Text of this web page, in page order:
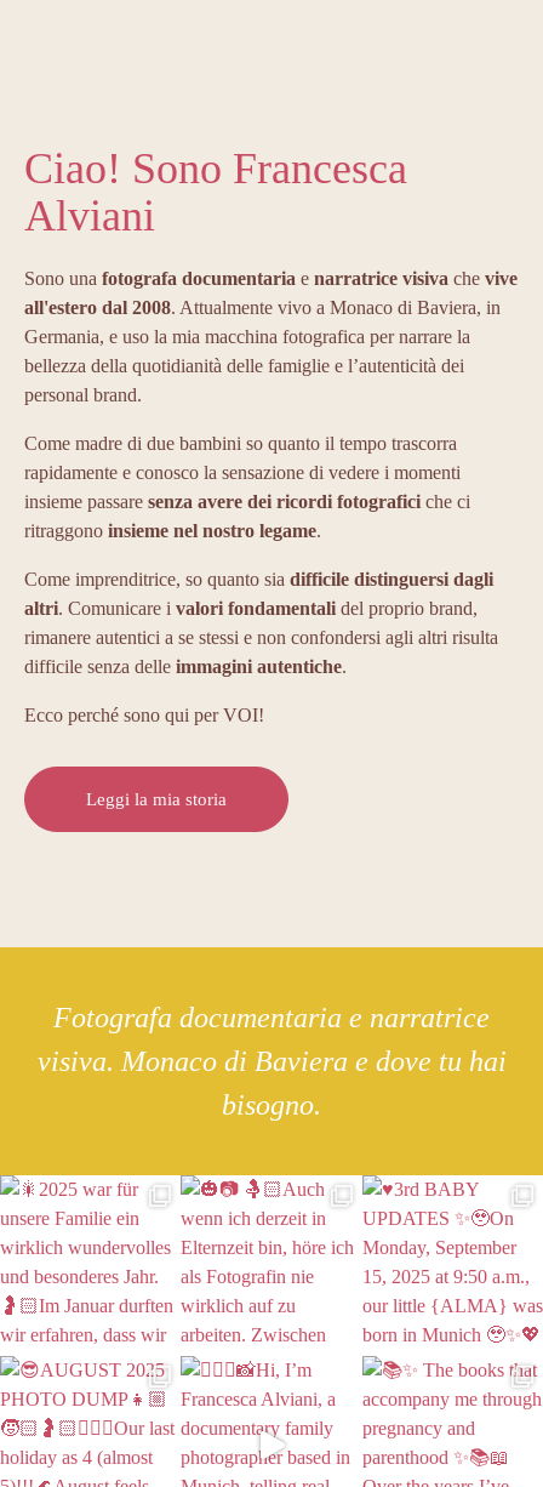
Ciao! Sono Francesca
Alviani
Sono una fotografa documentaria e narratrice visiva che vive
all'estero dal 2008. Attualmente vivo a Monaco di Baviera, in
Germania, e uso la mia macchina fotografica per narrare la
bellezza della quotidianità delle famiglie e l’autenticità dei
personal brand.
Come madre di due bambini so quanto il tempo trascorra
rapidamente e conosco la sensazione di vedere i momenti
insieme passare senza avere dei ricordi fotografici che ci
ritraggono insieme nel nostro legame.
Come imprenditrice, so quanto sia difficile distinguersi dagli
altri. Comunicare i valori fondamentali del proprio brand,
rimanere autentici a se stessi e non confondersi agli altri risulta
difficile senza delle immagini autentiche.
Ecco perché sono qui per VOI!
Leggi la mia storia
Fotografa documentaria e narratrice
visiva. Monaco di Baviera e dove tu hai
bisogno.